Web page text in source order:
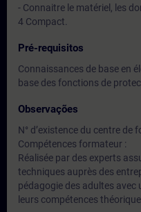
- Connaitre le matériel, les
4 Compact.
Pré-requisitos
Connaissances de base en
base des fonctions de
Observações
N° d’existence du centre de
Compétences formateur :
Réalisée par des experts
techniques auprès des
pédagogie des adultes
leurs compétences